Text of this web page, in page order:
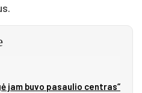
jam buvo pasaulio centras“